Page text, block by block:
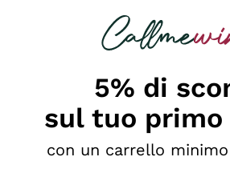
5% di
sul tuo primo
con un carrello